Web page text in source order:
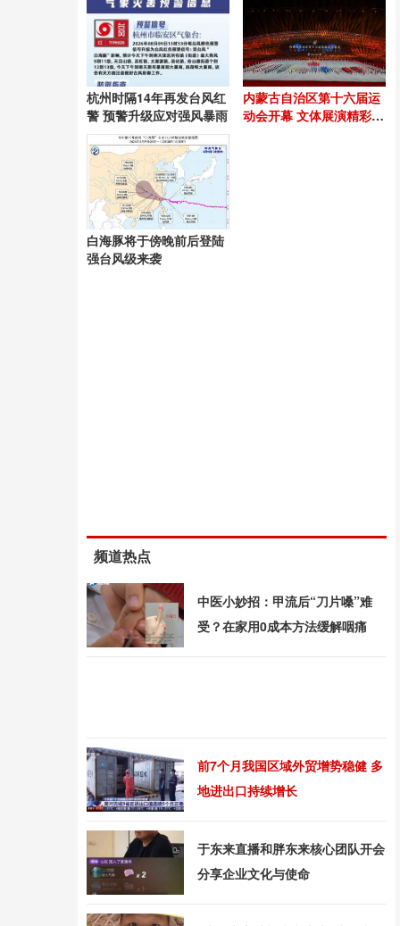
杭州时隔14年再发台风红
警 预警升级应对强风暴雨
内蒙古自治区第十六届运
动会开幕 文体展演精彩纷
白海豚将于傍晚前后登陆
强台风级来袭
频道热点
中医小妙招：甲流后“刀片嗓”难
受？在家用0成本方法缓解咽痛
前7个月我国区域外贸增势稳健 多
地进出口持续增长
于东来直播和胖东来核心团队开会
分享企业文化与使命